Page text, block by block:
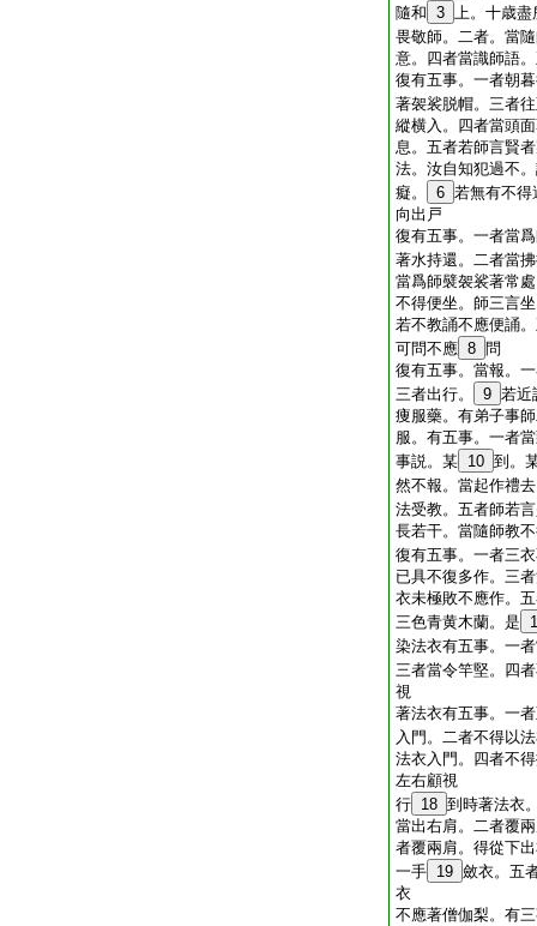
隨和 3 上。十歳盡
畏敬師。二者。當
意。四者當識師語
復有五事。一者朝
著袈裟脱帽。三者
縱横入。四者當頭
息。五者若師言賢
法。汝自知犯過不
癡。
6 若無有不得
向出戸
復有五事。一者當
著水持還。二者當
當爲師襞袈裟著常
不得便坐。師三言
若不教誦不應便誦
可問不應 8 問
復有五事。當報。
三者出行。
9 若近
痩服藥。有弟子事
服。有五事。一者
事説。某 10 到。
然不報。當起作禮
法受教。五者師若
長若干。當隨師教
復有五事。一者三
已具不復多作。三
衣未極敗不應作。
三色青黄木蘭。是
染法衣有五事。一
三者當令竿堅。四
視
著法衣有五事。一
入門。二者不得以
法衣入門。四者不
左右顧視
行 18 到時著法衣
當出右肩。二者覆
者覆兩肩。得從下
一手 19 斂衣。五
衣
不應著僧伽梨。有